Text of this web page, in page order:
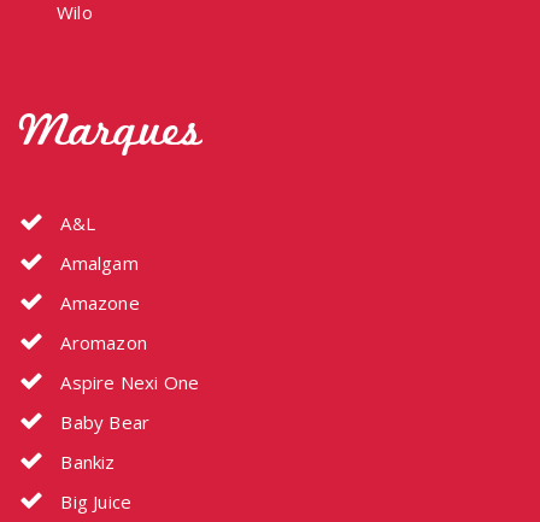
Wilo
Marques
A&L
Amalgam
Amazone
Aromazon
Aspire Nexi One
Baby Bear
Bankiz
Big Juice